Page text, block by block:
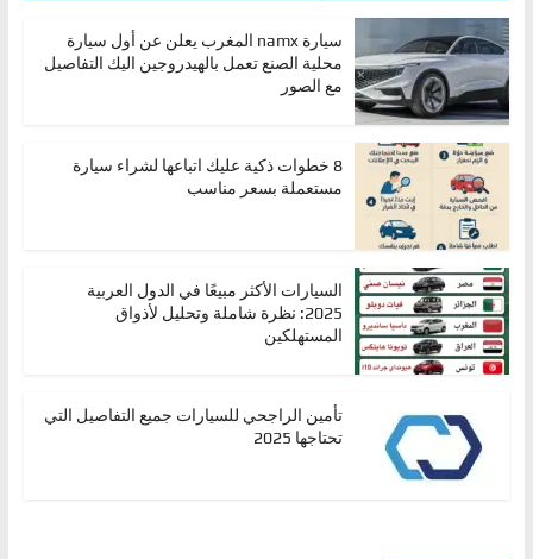
سيارة namx المغرب يعلن عن أول سيارة
محلية الصنع تعمل بالهيدروجين اليك التفاصيل
مع الصور
8 خطوات ذكية عليك اتباعها لشراء سيارة
مستعملة بسعر مناسب
السيارات الأكثر مبيعًا في الدول العربية
2025: نظرة شاملة وتحليل لأذواق
المستهلكين
تأمين الراجحي للسيارات جميع التفاصيل التي
تحتاجها 2025